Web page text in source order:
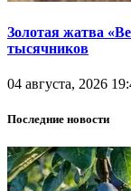
Золотая жатва
тысячников
04 августа, 2026
Последние новости